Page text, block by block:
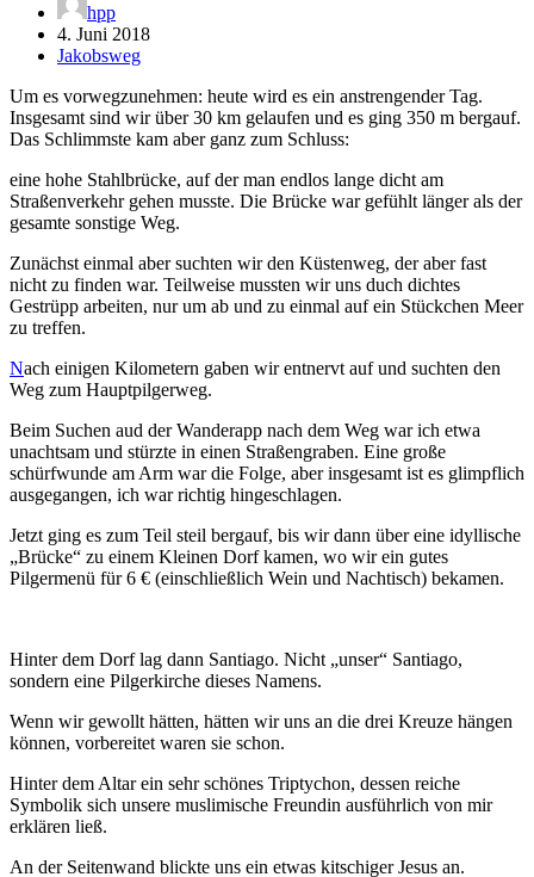
hpp
4. Juni 2018
Jakobsweg
Um es vorwegzunehmen: heute wird es ein anstrengender Tag.
Insgesamt sind wir über 30 km gelaufen und es ging 350 m bergauf.
Das Schlimmste kam aber ganz zum Schluss:
eine hohe Stahlbrücke, auf der man endlos lange dicht am
Straßenverkehr gehen musste. Die Brücke war gefühlt länger als der
gesamte sonstige Weg.
Zunächst einmal aber suchten wir den Küstenweg, der aber fast
nicht zu finden war. Teilweise mussten wir uns duch dichtes
Gestrüpp arbeiten, nur um ab und zu einmal auf ein Stückchen Meer
zu treffen.
Nach einigen Kilometern gaben wir entnervt auf und suchten den
Weg zum Hauptpilgerweg.
Beim Suchen aud der Wanderapp nach dem Weg war ich etwa
unachtsam und stürzte in einen Straßengraben. Eine große
schürfwunde am Arm war die Folge, aber insgesamt ist es glimpflich
ausgegangen, ich war richtig hingeschlagen.
Jetzt ging es zum Teil steil bergauf, bis wir dann über eine idyllische
„Brücke“ zu einem Kleinen Dorf kamen, wo wir ein gutes
Pilgermenü für 6 € (einschließlich Wein und Nachtisch) bekamen.
Hinter dem Dorf lag dann Santiago. Nicht „unser“ Santiago,
sondern eine Pilgerkirche dieses Namens.
Wenn wir gewollt hätten, hätten wir uns an die drei Kreuze hängen
können, vorbereitet waren sie schon.
Hinter dem Altar ein sehr schönes Triptychon, dessen reiche
Symbolik sich unsere muslimische Freundin ausführlich von mir
erklären ließ.
An der Seitenwand blickte uns ein etwas kitschiger Jesus an.